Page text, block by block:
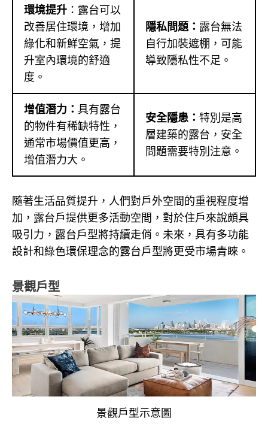
環境提升 ：露台可以
改善居住環境，增加
綠化和新鮮空氣，提
升室內環境的舒適
度。
隱私問題： 露台無法
自行加裝遮棚，可能
導致隱私性不足。
增值潛力： 具有露台
的物件有稀缺特性，
通常市場價值更高，
增值潛力大。
安全隱患： 特別是高
層建築的露台，安全
問題需要特別注意。
隨著生活品質提升，人們對戶外空間的重視程度增
加，露台戶提供更多活動空間，對於住戶來說頗具
吸引力，露台戶型將持續走俏。未來，具有多功能
設計和綠色環保理念的露台戶型將更受市場青睞。
景觀戶型
景觀戶型示意圖